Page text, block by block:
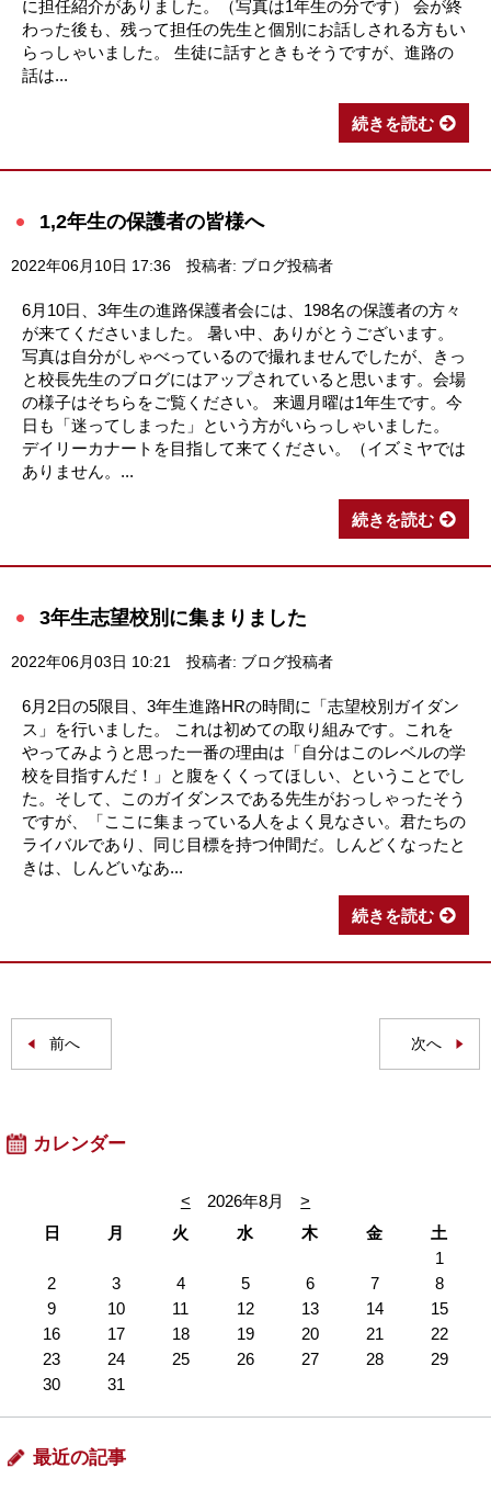
に担任紹介がありました。（写真は1年生の分です） 会が終
わった後も、残って担任の先生と個別にお話しされる方もい
らっしゃいました。 生徒に話すときもそうですが、進路の
話は...
続きを読む
1,2年生の保護者の皆様へ
2022年06月10日 17:36 投稿者: ブログ投稿者
6月10日、3年生の進路保護者会には、198名の保護者の方々
が来てくださいました。 暑い中、ありがとうございます。
写真は自分がしゃべっているので撮れませんでしたが、きっ
と校長先生のブログにはアップされていると思います。会場
の様子はそちらをご覧ください。 来週月曜は1年生です。今
日も「迷ってしまった」という方がいらっしゃいました。
デイリーカナートを目指して来てください。（イズミヤでは
ありません。...
続きを読む
3年生志望校別に集まりました
2022年06月03日 10:21 投稿者: ブログ投稿者
6月2日の5限目、3年生進路HRの時間に「志望校別ガイダン
ス」を行いました。 これは初めての取り組みです。これを
やってみようと思った一番の理由は「自分はこのレベルの学
校を目指すんだ！」と腹をくくってほしい、ということでし
た。そして、このガイダンスである先生がおっしゃったそう
ですが、「ここに集まっている人をよく見なさい。君たちの
ライバルであり、同じ目標を持つ仲間だ。しんどくなったと
きは、しんどいなあ...
続きを読む
前へ 次へ
カレンダー
< 2026年8月
>
日
月 火 水 木 金
土
1
2
3 4 5 6 7
8
9
10 11 12 13 14
15
16
17 18 19 20 21
22
23
24 25 26 27 28
29
30
31
最近の記事